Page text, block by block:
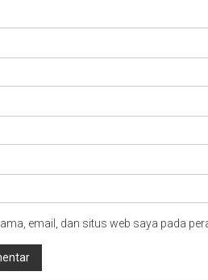
email, dan situs web saya pada